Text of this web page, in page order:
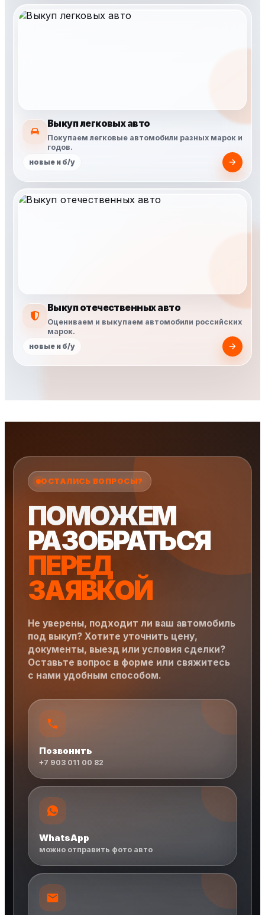
Выкуп легковых авто
Покупаем легковые автомобили разных марок и
годов.
новые и б/у
Выкуп отечественных авто
Оцениваем и выкупаем автомобили российских
марок.
новые и б/у
ОСТАЛИСЬ ВОПРОСЫ?
ПОМОЖЕМ
РАЗОБРАТЬСЯ
ПЕРЕД
ЗАЯВКОЙ
Не уверены, подходит ли ваш автомобиль
под выкуп? Хотите уточнить цену,
документы, выезд или условия сделки?
Оставьте вопрос в форме или свяжитесь
с нами удобным способом.
Позвонить
+7 903 011 00 82
WhatsApp
можно отправить фото авто